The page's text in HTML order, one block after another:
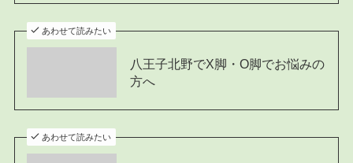
あわせて読みたい
八王子北野でX脚・O脚でお悩みの
方へ
あわせて読みたい